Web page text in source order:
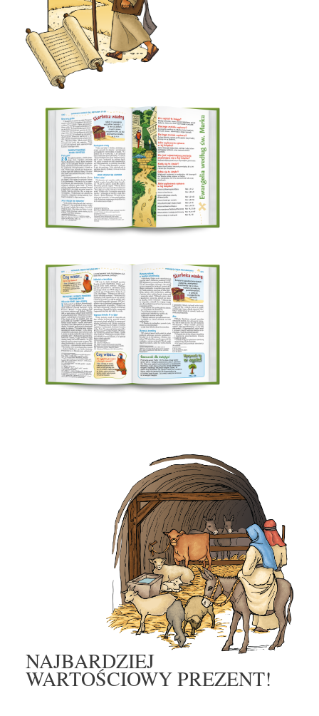
NAJBARDZIEJ
WARTOŚCIOWY PREZENT!